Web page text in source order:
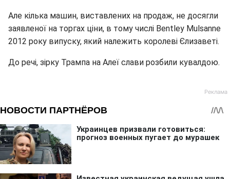
Але кілька машин, виставлених на продаж, не досягли
заявленої на торгах ціни, в тому числі Bentley Mulsanne
2012 року випуску, який належить королеві Єлизаветі.
До речі, зірку Трампа на Алеї слави розбили кувалдою.